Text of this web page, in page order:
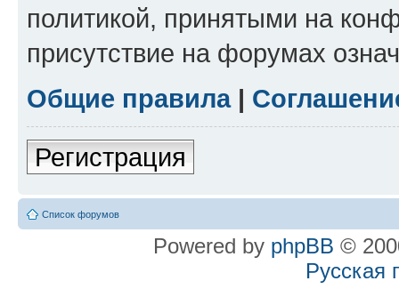
политикой, принятыми на
присутствие на форумах
Общие правила|
Регистрация
Список форумов
Powered by phpBB ©
Русская